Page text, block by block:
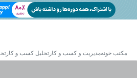
مکتب خونهمدیریت و کسب و کار تحلیل کسب و کار